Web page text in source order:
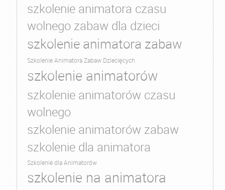
szkolenie animatora czasu
wolnego zabaw dla dzieci
szkolenie animatora zabaw
Szkolenie Animatora Zabaw Dziecięcych
szkolenie animatorów
szkolenie animatorów czasu
wolnego
szkolenie animatorów zabaw
szkolenie dla animatora
Szkolenie dla Animatorów
szkolenie na animatora